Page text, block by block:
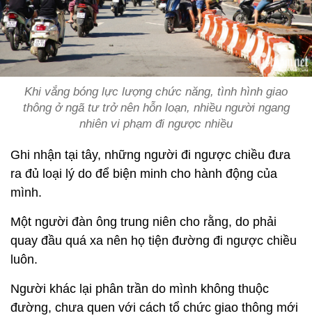
Khi vắng bóng lực lượng chức năng, tình hình giao
thông ở ngã tư trở nên hỗn loạn, nhiều người ngang
nhiên vi phạm đi ngược nhiều
Ghi nhận tại tây, những người đi ngược chiều đưa
ra đủ loại lý do để biện minh cho hành động của
mình.
Một người đàn ông trung niên cho rằng, do phải
quay đầu quá xa nên họ tiện đường đi ngược chiều
luôn.
Người khác lại phân trần do mình không thuộc
đường, chưa quen với cách tổ chức giao thông mới